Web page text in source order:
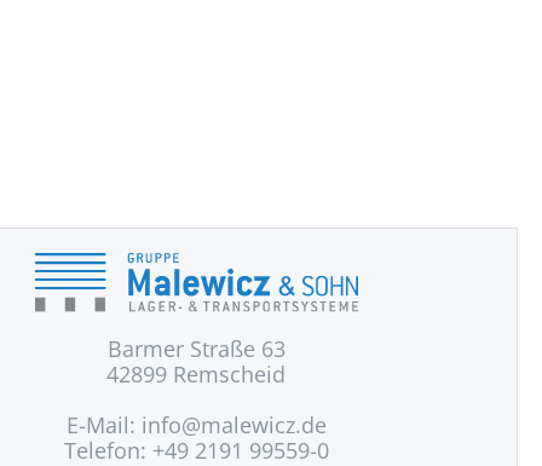
Barmer Straße 63
42899 Remscheid
E-Mail: info@malewicz.de
Telefon: +49 2191 99559-0